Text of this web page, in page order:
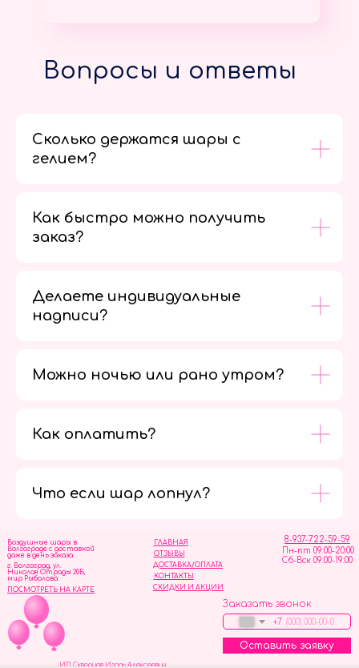
Вопросы и ответы
Сколько держатся шары с
гелием?
Как быстро можно получить
заказ?
Делаете индивидуальные
надписи?
Можно ночью или рано утром?
Как оплатить?
Что если шар лопнул?
ОТЗЫВЫ
ГЛАВНАЯ
ДОСТАВКА/ОПЛАТА
СКИДКИ И АКЦИИ
КОНТАКТЫ
8-937-722-59-59
Пн-пт 09:00-20:00
Сб-Вск 09:00-19:00
Воздушные шары в
Волгограде с доставкой
даже в день заказа
Заказать звонок
+7
Оставить заявку
г. Волгоград, ул.
Николая Отрады 20Б,
мир Рыболова
ПОСМОТРЕТЬ НА КАРТЕ
ИП Скворцов Игорь Алексеевич